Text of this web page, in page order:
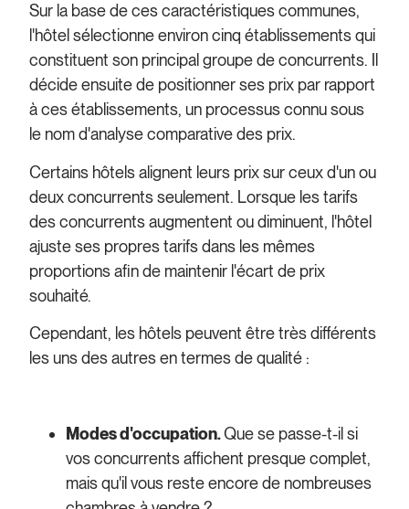
Sur la base de ces caractéristiques communes,
l'hôtel sélectionne environ cinq établissements qui
constituent son principal groupe de concurrents. Il
décide ensuite de positionner ses prix par rapport
à ces établissements, un processus connu sous
le nom d'analyse comparative des prix.
Certains hôtels alignent leurs prix sur ceux d'un ou
deux concurrents seulement. Lorsque les tarifs
des concurrents augmentent ou diminuent, l'hôtel
ajuste ses propres tarifs dans les mêmes
proportions afin de maintenir l'écart de prix
souhaité.
Cependant, les hôtels peuvent être très différents
les uns des autres en termes de qualité :
Modes d'occupation.Que se passe-t-il si
vos concurrents affichent presque complet,
mais qu'il vous reste encore de nombreuses